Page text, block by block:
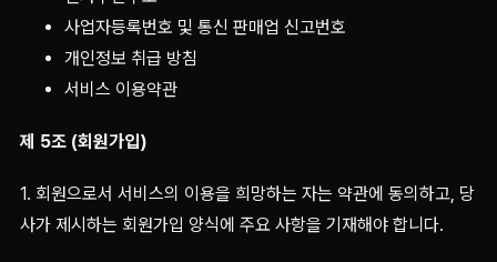
사업자등록번호 및 통신 판매업 신고번호
개인정보 취급 방침
서비스 이용약관
제 5조 (회원가입)
1. 회원으로서 서비스의 이용을 희망하는 자는 약관에 동의하고, 당
사가 제시하는 회원가입 양식에 주요 사항을 기재해야 합니다.